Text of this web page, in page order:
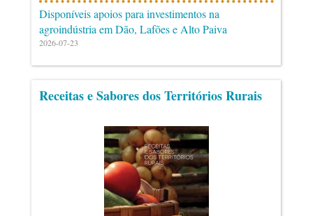
Disponíveis apoios para investimentos na
agroindústria em Dão, Lafões e Alto Paiva
2026-07-23
Receitas e Sabores dos Territórios Rurais